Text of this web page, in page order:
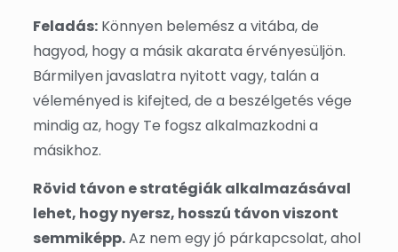
Feladás:Könnyen belemész a vitába, de
hagyod, hogy a másik akarata érvényesüljön.
Bármilyen javaslatra nyitott vagy, talán a
véleményed is kifejted, de a beszélgetés vége
mindig az, hogy Te fogsz alkalmazkodni a
másikhoz.
Rövid távon e stratégiák alkalmazásával
lehet, hogy nyersz, hosszú távon viszont
semmiképp.Az nem egy jó párkapcsolat, ahol